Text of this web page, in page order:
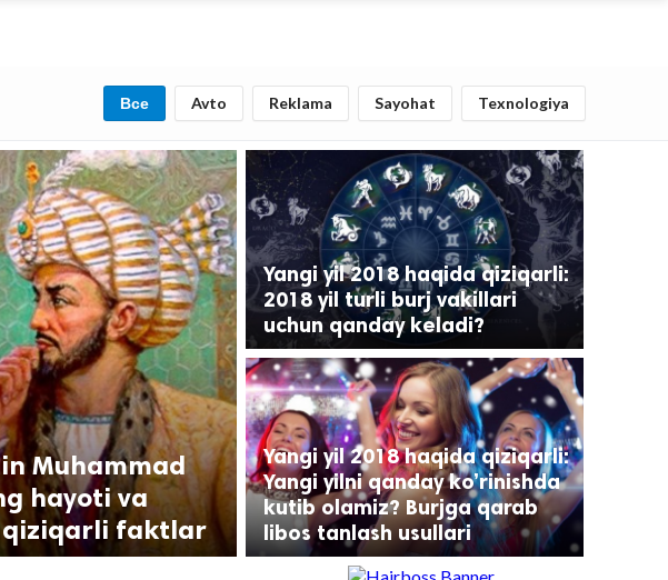
Все Avto Reklama Sayohat Texnologiya
Muhammad
hayoti va
faktlar
Yangi yil 2018 haqida qiziqarli:
2018 yil turli burj vakillari
uchun qanday keladi?
Yangi yil 2018 haqida qiziqarli:
Yangi yilni qanday ko’rinishda
kutib olamiz? Burjga qarab
libos tanlash usullari